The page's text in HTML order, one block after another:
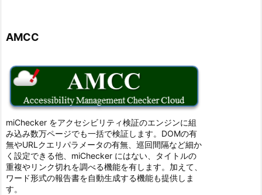
AMCC
miChecker をアクセシビリティ検証のエンジンに組
み込み数万ページでも一括で検証します。DOMの有
無やURLクエリパラメータの有無、巡回間隔など細か
く設定できる他、miChecker にはない、タイトルの
重複やリンク切れを調べる機能を有します。加えて、
ワード形式の報告書を自動生成する機能も提供しま
す。